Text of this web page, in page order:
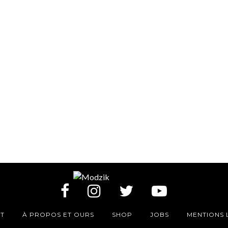
À PROPOS ET OURS SHOP JOBS MENTIONS